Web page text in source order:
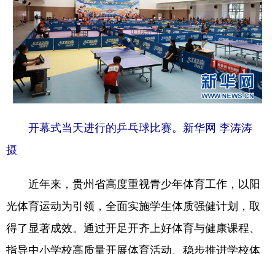
开幕式当天进行的乒乓球比赛。新华网 李涛涛
摄
近年来，贵州省高度重视青少年体育工作，以阳
光体育运动为引领，全面实施学生体质强健计划，取
得了显著成效。通过开足开齐上好体育与健康课程、
指导中小学校高质量开展体育活动、稳步推进学校体